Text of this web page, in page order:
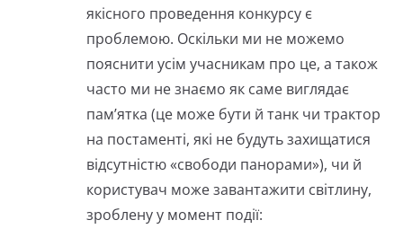
якісного проведення конкурсу є
проблемою. Оскільки ми не можемо
пояснити усім учасникам про це, а також
часто ми не знаємо як саме виглядає
пам’ятка (це може бути й танк чи трактор
на постаменті, які не будуть захищатися
відсутністю «свободи панорами»), чи й
користувач може завантажити світлину,
зроблену у момент події: